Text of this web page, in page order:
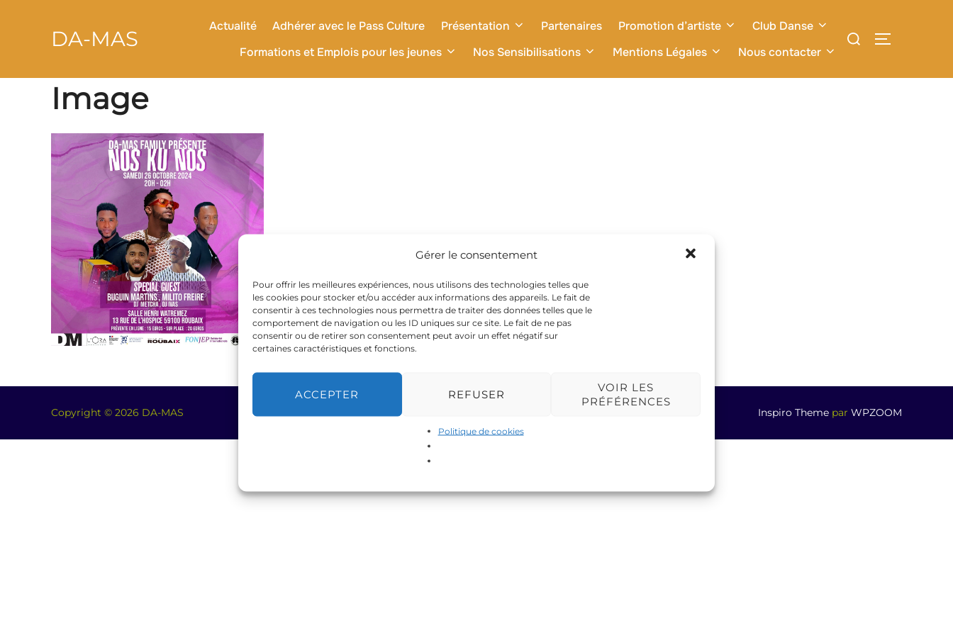
Gérer le consentement
Pour offrir les meilleures expériences, nous utilisons des technologies telles que
les cookies pour stocker et/ou accéder aux informations des appareils. Le fait de
consentir à ces technologies nous permettra de traiter des données telles que le
comportement de navigation ou les ID uniques sur ce site. Le fait de ne pas
consentir ou de retirer son consentement peut avoir un effet négatif sur
certaines caractéristiques et fonctions.
ACCEPTER REFUSER
VOIR LES
PRÉFÉRENCES
Politique de cookies
DA-MAS
Actualité Adhérer avec le Pass Culture Présentation Partenaires Promotion d’artiste
Club Danse
Formations et Emplois pour les jeunes
Nos Sensibilisations Mentions Légales Nous contacter
Image
Copyright © 2026 DA-MAS Inspiro Theme par WPZOOM